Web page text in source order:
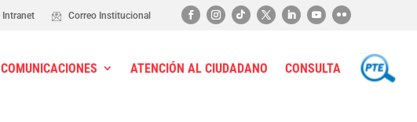
Intranet Correo Institucional
COMUNICACIONES ATENCIÓN AL CIUDADANO CONSULTA PTE